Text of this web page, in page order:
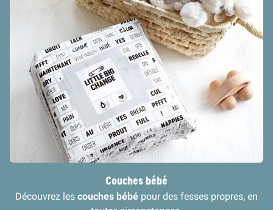
Couches bébé
Découvrez les couches bébé pour des fesses propres, en